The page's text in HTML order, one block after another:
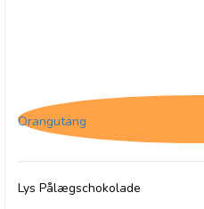
Orangutang
Lys Pålægschokolade